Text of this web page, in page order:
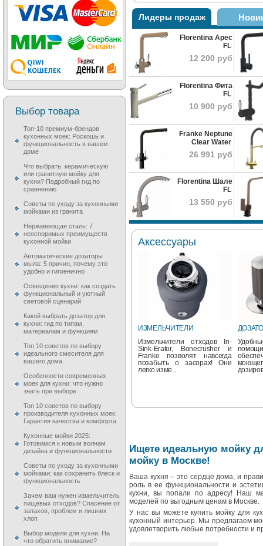
Мойки ZIGMUND&SHTAIN
Немецкое качество
гранитных моек Zigmund &
Shtain обеспечивается
благодаря использованию
компонентов немецкого...
Мойки
Смесители SCHOCK
Модели Schock,
изготовленные из
высокопрочных материалов
немецкими
производителями, в полной
мере соответствую...
до
Смесители TEKA
Кухонные смесители Teka
имеют отличное
соотношение цены и
качества...
Вся
Смесители KANTERA
...
Смесители Zigmund&Shtain
Цветовая гамма смесителей
мойкам из гранита
Zigmund&Shtain...
Лидеры продаж
Florentina Арес
FL
12 200 руб
Florentina Фита
FL
10 900 руб
Franke Neptune
Clear Water
26 991 руб
Florentina Шале
FL
13 550 руб
Аксессуары
ИЗМЕЛЬЧИТЕЛИ
Измельчители отходов In-
Sink-Erator, Bonecrusher и
Franke позволят навсегда
позабыть о засорах! Они
легко изме...
АКСЕССУАРЫ
Разнообразные
представленные
аксессуары, позволят
обустроить кухню в
соответствии с Вашим
вкусом и потребностя...
Ищете идеальную мойку
мойку в Москве!
Ваша кухня – это сердце дома, и
роль в ее функциональности и
кухни, вы попали по адресу! Наш
моделей по выгодным ценам в Москве.
У нас вы можете купить мойку для
кухонный интерьер. Мы предлагаем
удовлетворить любые потребности и
Выбор товара
Топ-10 премиум-брендов
кухонных моек: Роскошь и
функциональность в вашем
доме
Что выбрать: керамическую
или гранитную мойку для
кухни? Подробный гид по
сравнению
Советы по уходу за кухонными
мойками из гранита
Нержавеющая сталь: 7
неоспоримых преимуществ
кухонной мойки
Автоматические дозаторы
мыла: 5 причин, почему это
удобно и гигиенично
Освещение кухни: как создать
функциональный и уютный
световой сценарий
Какой выбрать дозатор для
кухни: гид по типам,
материалам и функциям
Топ 10 советов по выбору
идеального смесителя для
вашего дома
Особенности современных
моек для кухни: что нужно
знать при выборе
Топ 10 советов по выбору
производителя кухонных моек:
Гарантия качества и комфорта
Кухонные мойки 2025:
Готовимся к новым волнам
дизайна и функциональности
Советы по уходу за кухонными
мойками: как сохранить блеск и
функциональность
Зачем вам нужен измельчитель
пищевых отходов? Спасение от
запахов, проблем и лишних
хлоп
Выбор модели для кухни. На
что обратить внимание?